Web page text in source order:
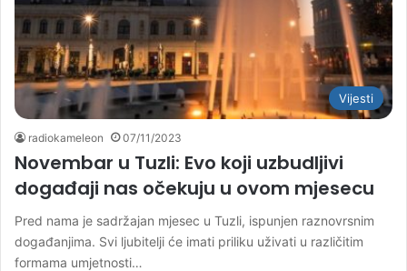
Vijesti
radiokameleon 07/11/2023
Novembar u Tuzli: Evo koji uzbudljivi
događaji nas očekuju u ovom mjesecu
Pred nama je sadržajan mjesec u Tuzli, ispunjen raznovrsnim
događanjima. Svi ljubitelji će imati priliku uživati u različitim
formama umjetnosti…